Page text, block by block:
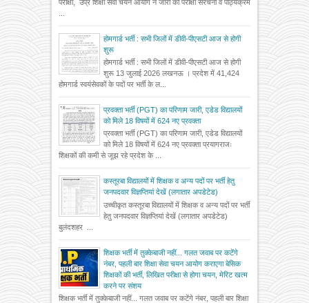
परीक्षा, उप्र शिक्षा सेवा चयन आयोग ने जारी की परीक्षा संरचना व पाठ्यक्रम
होमगार्ड भर्ती : सभी जिलों में डीवी-पीएसटी आज से होगी
शुरू
होमगार्ड भर्ती : सभी जिलों में डीवी-पीएसटी आज से होगी
शुरू 13 जुलाई 2026 लखनऊ । प्रदेश में 41,424
होमगार्ड स्वयंसेवकों के पदों पर भर्ती के ल...
प्रवक्ता भर्ती (PGT) का परिणाम जारी, एडेड विद्यालयों
को मिले 18 विषयों में 624 नए प्रवक्ता
प्रवक्ता भर्ती (PGT) का परिणाम जारी, एडेड विद्यालयों
को मिले 18 विषयों में 624 नए प्रवक्ता प्रयागराजः
शिक्षकों की कमी से जूझ रहे प्रदेश के ...
कस्तूरबा विद्यालयों में शिक्षक व अन्य पदों पर भर्ती हेतु
जनपदवार विज्ञप्तियां देखें (लगातार अपडेटेड)
उच्चीकृत कस्तूरबा विद्यालयों में शिक्षक व अन्य पदों पर भर्ती
हेतु जनपदवार विज्ञप्तियां देखें (लगातार अपडेटेड)
बुलंदशहर ...
शिक्षक भर्ती में तुक्केबाजी नहीं... गलत जवाब पर कटेंगे
नंबर, पहली बार शिक्षा सेवा चयन आयोग कराएगा बेसिक
शिक्षकों की भर्ती, लिखित परीक्षा से होगा चयन, मेरिट खत्म
करने पर संशय
शिक्षक भर्ती में तुक्केबाजी नहीं... गलत जवाब पर कटेंगे नंबर, पहली बार शिक्षा